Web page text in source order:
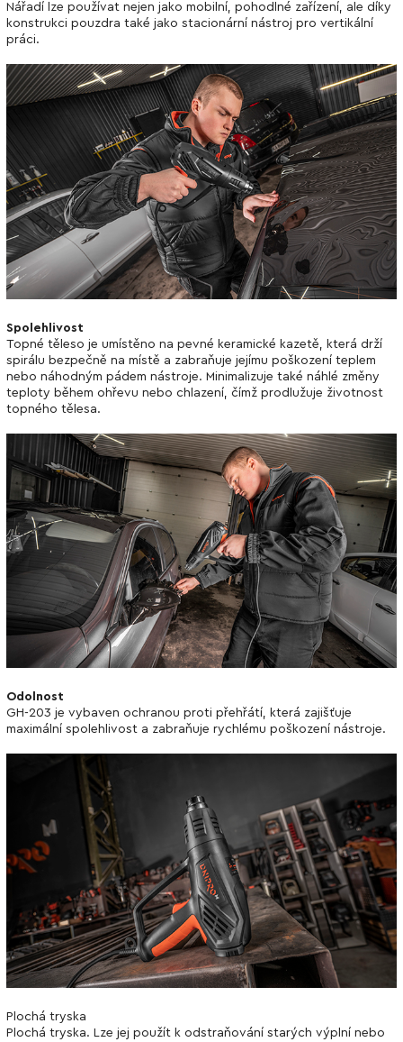
Nářadí lze používat nejen jako mobilní, pohodlné zařízení, ale díky
konstrukci pouzdra také jako stacionární nástroj pro vertikální
práci.
Spolehlivost
Topné těleso je umístěno na pevné keramické kazetě, která drží
spirálu bezpečně na místě a zabraňuje jejímu poškození teplem
nebo náhodným pádem nástroje. Minimalizuje také náhlé změny
teploty během ohřevu nebo chlazení, čímž prodlužuje životnost
topného tělesa.
Odolnost
GH-203 je vybaven ochranou proti přehřátí, která zajišťuje
maximální spolehlivost a zabraňuje rychlému poškození nástroje.
Plochá tryska
Plochá tryska. Lze jej použít k odstraňování starých výplní nebo